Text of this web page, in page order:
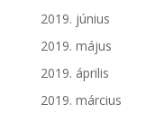
2019. június
2019. május
2019. április
2019. március